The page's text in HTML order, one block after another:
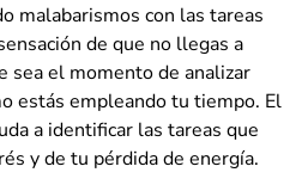
malabarismos con las tareas
de que no llegas a
sea el momento de analizar
estás empleando tu tiempo. El
a identificar las tareas que
y de tu pérdida de energía.